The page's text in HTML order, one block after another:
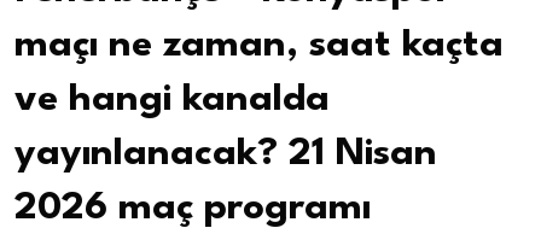
maçı ne zaman, saat kaçta
ve hangi kanalda
yayınlanacak? 21 Nisan
2026 maç programı